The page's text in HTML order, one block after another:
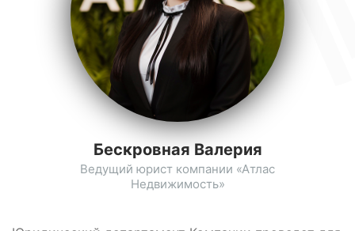
Бескровная Валерия
Ведущий юрист компании «Атлас
Недвижимость»